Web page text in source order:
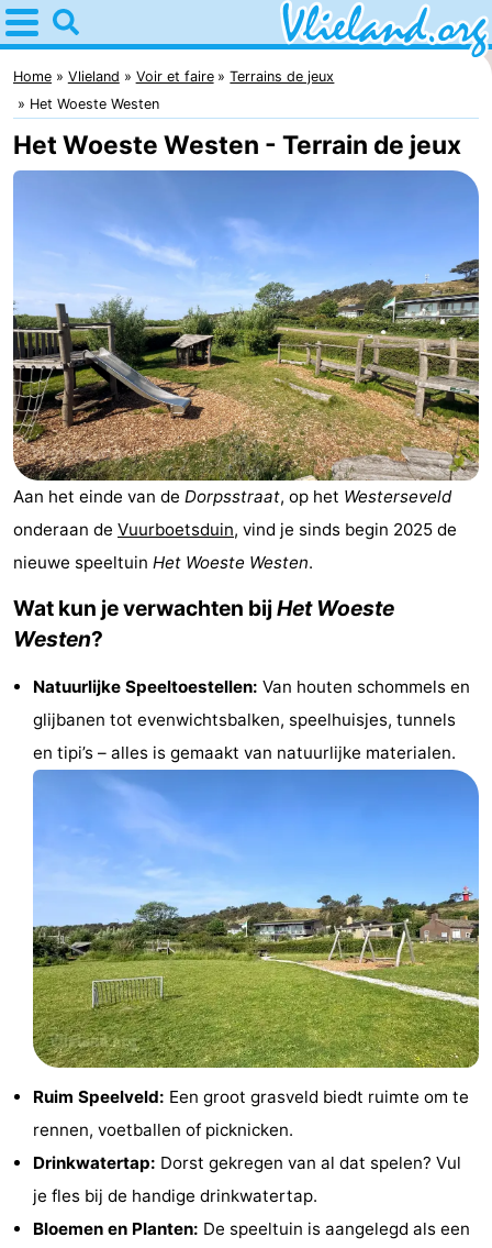
Home
Vlieland
Astuces
Avec
la
nuit
Appartements
-
Vlieduyn
Campings
Hôtels
Last
minutes
Plages
Voir
faire
d'intérêt
Musées
vue
Croisières
Terrains
Nature
Visites
-
Faire
Home Vlieland Voir et faire
Terrains de jeux
Het Woeste Westen
Het Woeste Westen - Terrain de jeux
Aan het einde van de Dorpsstraat, op het Westerseveld
onderaan de Vuurboetsduin, vind je sinds begin 2025 de
nieuwe speeltuin Het Woeste Westen.
Wat kun je verwachten bij Het Woeste
Westen?
Natuurlijke Speeltoestellen: Van houten schommels en
glijbanen tot evenwichtsbalken, speelhuisjes, tunnels
en tipi’s – alles is gemaakt van natuurlijke materialen.
Ruim Speelveld: Een groot grasveld biedt ruimte om te
rennen, voetballen of picknicken.
Drinkwatertap: Dorst gekregen van al dat spelen? Vul
je fles bij de handige drinkwatertap.
Bloemen en Planten: De speeltuin is aangelegd als een